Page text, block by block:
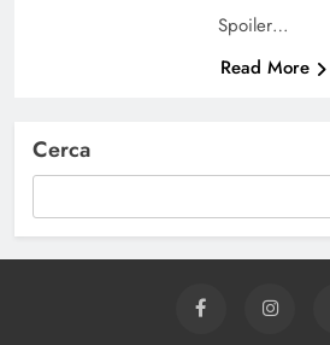
Spoiler…
Read More
Cerca